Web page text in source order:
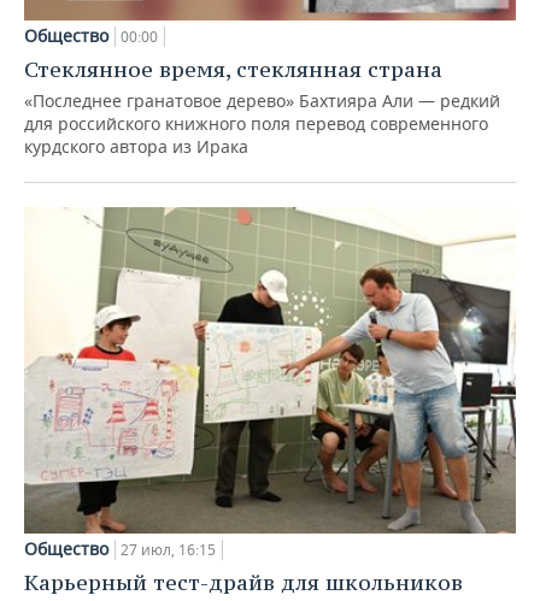
Общество 00:00
Стеклянное время, стеклянная страна
«Последнее гранатовое дерево» Бахтияра Али — редкий
для российского книжного поля перевод современного
курдского автора из Ирака
Общество 27 июл, 16:15
Карьерный тест-драйв для школьников